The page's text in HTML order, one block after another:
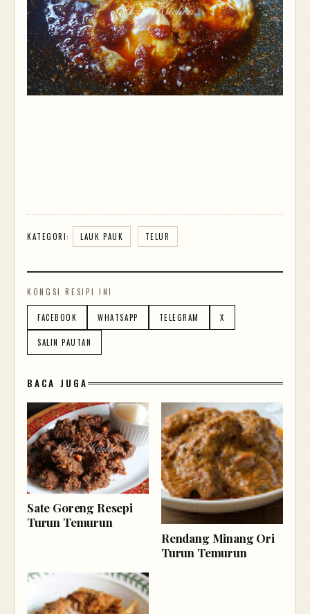
KATEGORI: LAUK PAUK TELUR
KONGSI RESIPI INI
FACEBOOK WHATSAPP TELEGRAM X
SALIN PAUTAN
BACA JUGA
Sate Goreng Resepi
Turun Temurun
Rendang Minang Ori
Turun Temurun